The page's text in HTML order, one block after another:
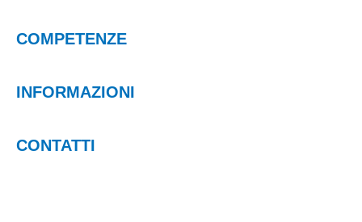
COMPETENZE
INFORMAZIONI
CONTATTI